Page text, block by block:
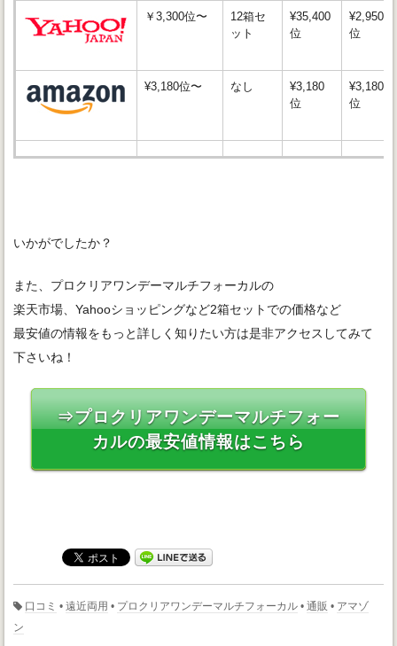
￥3,300位〜
12箱セ
ット
¥35,400
位
¥2,950
位
¥3,180位〜 なし
¥3,180
位
¥3,180
位
いかがでしたか？
また、プロクリアワンデーマルチフォーカルの
楽天市場、Yahooショッピングなど2箱セットでの価格など
最安値の情報をもっと詳しく知りたい方は是非アクセスしてみて
下さいね！
⇒プロクリアワンデーマルチフォー
カルの最安値情報はこちら
口コミ • 遠近両用 • プロクリアワンデーマルチフォーカル • 通販 • アマゾ
ン